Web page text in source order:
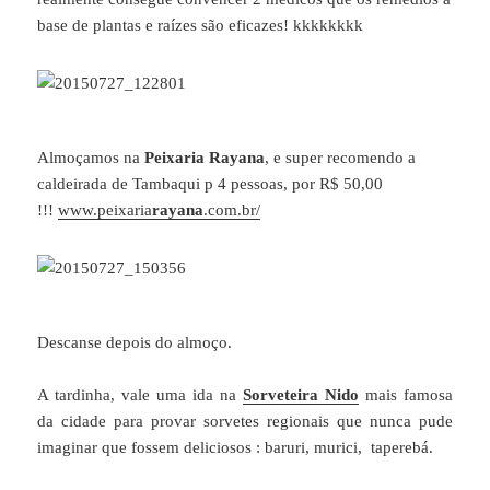
base de plantas e raízes são eficazes! kkkkkkkk
Almoçamos naPeixaria Rayana, e super recomendo a
caldeirada de Tambaqui p 4 pessoas, por R$ 50,00
!!!www.peixariarayana.com.br/
Descanse depois do almoço.
A tardinha, vale uma ida na Sorveteira Nido mais famosa
da cidade para provar sorvetes regionais que nunca pude
imaginar que fossem deliciosos : baruri, murici, taperebá.